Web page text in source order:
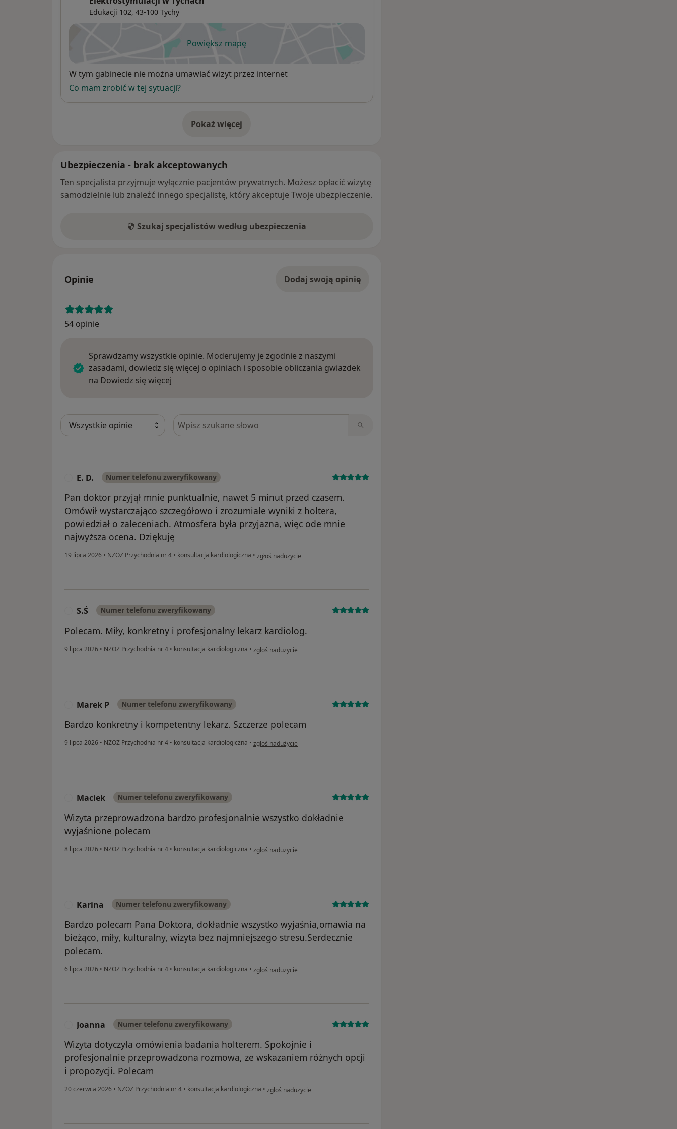
Edukacji 102, 43-100 Tychy
Powiększ mapęotwiera się w nowej karcie
Dostępność
W tym gabinecie nie można umawiać wizyt przez internet
Co mam zrobić w tej sytuacji?
Pokaż więcej
o adresie
Ubezpieczenia - brak akceptowanych
Ten specjalista przyjmuje wyłącznie pacjentów prywatnych. Możesz opłacić wizytę
samodzielnie lub znaleźć innego specjalistę, który akceptuje Twoje ubezpieczenie.
Szukaj specjalistów według ubezpieczenia
Opinie Dodaj swoją opinię
54 opinie
Sprawdzamy wszystkie opinie. Moderujemy je zgodnie z naszymi
zasadami, dowiedz się więcej o opiniach i sposobie obliczania gwiazdek
na Dowiedz się więcej
Szukaj w opiniach
E. D. Numer telefonu zweryfikowany
Pan doktor przyjął mnie punktualnie, nawet 5 minut przed czasem.
Omówił wystarczająco szczegółowo i zrozumiale wyniki z holtera,
powiedział o zaleceniach. Atmosfera była przyjazna, więc ode mnie
najwyższa ocena. Dziękuję
19 lipca 2026 • NZOZ Przychodnia nr 4 • konsultacja kardiologiczna • w opinii użytkownika E. D.
zgłoś nadużycie
S.Ś Numer telefonu zweryfikowany
Polecam. Miły, konkretny i profesjonalny lekarz kardiolog.
9 lipca 2026 • NZOZ Przychodnia nr 4 • konsultacja kardiologiczna • w opinii użytkownika S.Ś
zgłoś nadużycie
Marek P Numer telefonu zweryfikowany
Bardzo konkretny i kompetentny lekarz. Szczerze polecam
9 lipca 2026 • NZOZ Przychodnia nr 4 • konsultacja kardiologiczna • w opinii użytkownika Marek P
zgłoś nadużycie
Maciek Numer telefonu zweryfikowany
Wizyta przeprowadzona bardzo profesjonalnie wszystko dokładnie
wyjaśnione polecam
8 lipca 2026 • NZOZ Przychodnia nr 4 • konsultacja kardiologiczna • w opinii użytkownika Maciek
zgłoś nadużycie
Karina Numer telefonu zweryfikowany
Bardzo polecam Pana Doktora, dokładnie wszystko wyjaśnia,omawia na
bieżąco, miły, kulturalny, wizyta bez najmniejszego stresu.Serdecznie
polecam.
6 lipca 2026 • NZOZ Przychodnia nr 4 • konsultacja kardiologiczna • w opinii użytkownika Karina
zgłoś nadużycie
Joanna Numer telefonu zweryfikowany
Wizyta dotyczyła omówienia badania holterem. Spokojnie i
profesjonalnie przeprowadzona rozmowa, ze wskazaniem różnych opcji
i propozycji. Polecam
20 czerwca 2026 • NZOZ Przychodnia nr 4 • konsultacja kardiologiczna • w opinii użytkownika Joanna
zgłoś nadużycie